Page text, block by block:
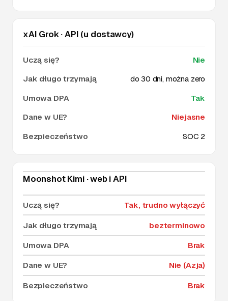
xAI Grok · API (u dostawcy)
Nie
do 30 dni, można zero
Tak
Niejasne
SOC 2
Moonshot Kimi · web i API
Tak, trudno wyłączyć
bezterminowo
Brak
Nie (Azja)
Brak